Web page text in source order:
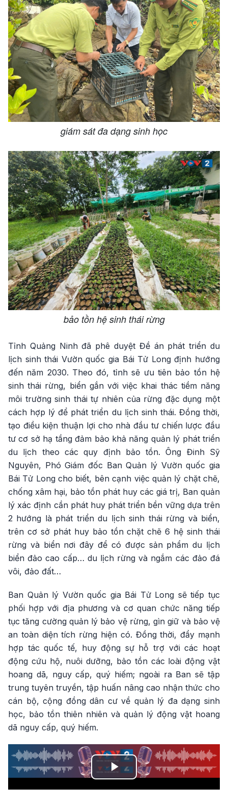
giám sát đa dạng sinh học
bảo tồn hệ sinh thái rừng
Tỉnh Quảng Ninh đã phê duyệt Đề án phát triển du
lịch sinh thái Vườn quốc gia Bái Tử Long định hướng
đến năm 2030. Theo đó, tỉnh sẽ ưu tiên bảo tồn hệ
sinh thái rừng, biển gắn với việc khai thác tiềm năng
môi trường sinh thái tự nhiên của rừng đặc dụng một
cách hợp lý để phát triển du lịch sinh thái. Đồng thời,
tạo điều kiện thuận lợi cho nhà đầu tư chiến lược đầu
tư cơ sở hạ tầng đảm bảo khả năng quản lý phát triển
du lịch theo các quy định bảo tồn. Ông Đinh Sỹ
Nguyên, Phó Giám đốc Ban Quản lý Vườn quốc gia
Bái Tử Long cho biết, bên cạnh việc quản lý chặt chẽ,
chống xâm hại, bảo tồn phát huy các giá trị, Ban quản
lý xác định cần phát huy phát triển bền vững dựa trên
2 hướng là phát triển du lịch sinh thái rừng và biển,
trên cơ sở phát huy bảo tồn chặt chẽ 6 hệ sinh thái
rừng và biển nơi đây để có được sản phẩm du lịch
biển đảo cao cấp… du lịch rừng và ngắm các đảo đá
vôi, đảo đất…
Ban Quản lý Vườn quốc gia Bái Tử Long sẽ tiếp tục
phối hợp với địa phương và cơ quan chức năng tiếp
tục tăng cường quản lý bảo vệ rừng, gìn giữ và bảo vệ
an toàn diện tích rừng hiện có. Đồng thời, đẩy mạnh
hợp tác quốc tế, huy động sự hỗ trợ với các hoạt
động cứu hộ, nuôi dưỡng, bảo tồn các loài động vật
hoang dã, nguy cấp, quý hiếm; ngoài ra Ban sẽ tập
trung tuyên truyền, tập huấn nâng cao nhận thức cho
cán bộ, cộng đồng dân cư về quản lý đa dạng sinh
học, bảo tồn thiên nhiên và quản lý động vật hoang
dã nguy cấp, quý hiếm.
Play